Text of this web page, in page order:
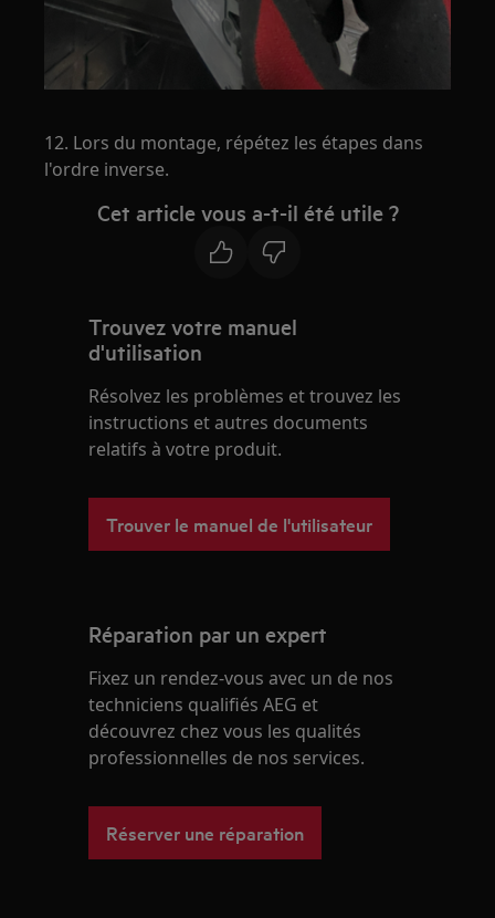
12. Lors du montage, répétez les étapes dans
l'ordre inverse.
Cet article vous a-t-il été utile ?
Trouvez votre manuel
d'utilisation
Résolvez les problèmes et trouvez les
instructions et autres documents
relatifs à votre produit.
Trouver le manuel de l'utilisateur
Réparation par un expert
Fixez un rendez-vous avec un de nos
techniciens qualifiés AEG et
découvrez chez vous les qualités
professionnelles de nos services.
Réserver une réparation